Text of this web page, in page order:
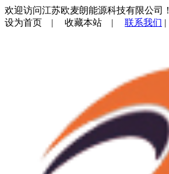
欢迎访问江苏欧麦朗能源科技有限公司！
设为首页 | 收藏本站 | 联系我们 |